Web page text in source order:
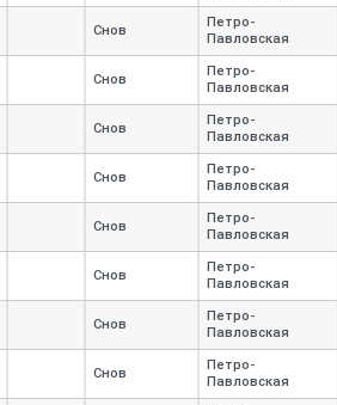
Снов
Петро-
Павловская
Снов
Петро-
Павловская
Снов
Петро-
Павловская
Снов
Петро-
Павловская
Снов
Петро-
Павловская
Снов
Петро-
Павловская
Снов
Петро-
Павловская
Снов
Петро-
Павловская